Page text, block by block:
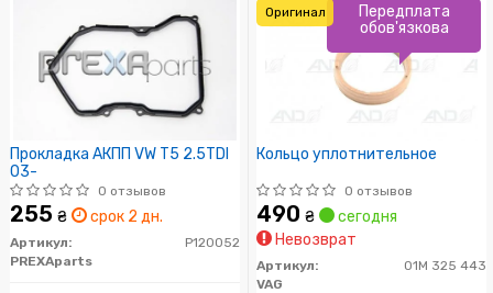
Прокладка АКПП VW T5 2.5TDI
03-
0 отзывов
255 ₴ срок 2 дн.
Артикул:
P120052
PREXAparts
Кольцо уплотнительное
0 отзывов
490 ₴
сегодня
Невозврат
Артикул:
01M 325 443
VAG
Передплата
обов'язкова
Оригинал